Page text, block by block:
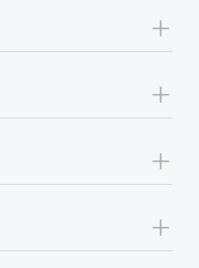
+
+
+
+